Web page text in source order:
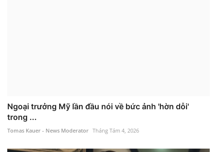
Ngoại trưởng Mỹ lần đầu nói về bức ảnh 'hờn dỗi'
trong ...
Tomas Kauer - News Moderator Tháng Tám 4, 2026